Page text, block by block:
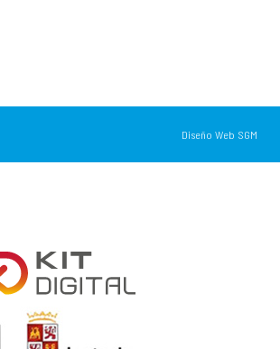
Diseño Web SGM